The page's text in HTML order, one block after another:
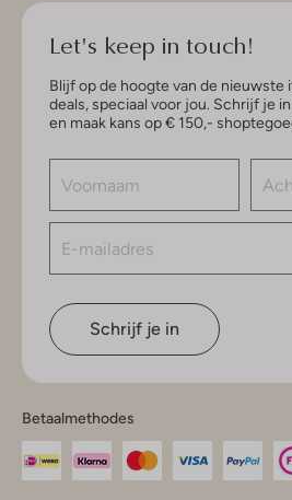
Let's keep in touch!
Blijf op de hoogte van de nieuwste
deals, speciaal voor jou. Schrijf je
en maak kans op € 150,-
Schrijf je in
Betaalmethodes